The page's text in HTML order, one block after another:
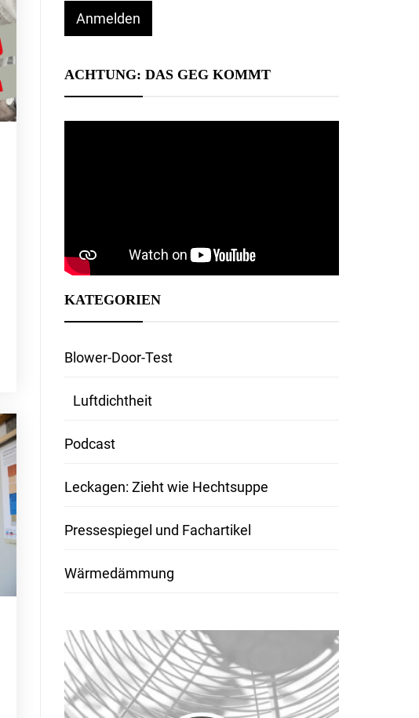
Anmelden
ACHTUNG: DAS GEG KOMMT
KATEGORIEN
Blower-Door-Test
Luftdichtheit
Podcast
Leckagen: Zieht wie Hechtsuppe
Pressespiegel und Fachartikel
Wärmedämmung